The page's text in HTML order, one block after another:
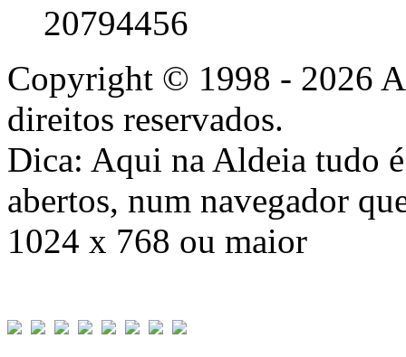
20794456
Copyright © 1998 - 2026
direitos reservados.
Dica: Aqui na Aldeia tudo
abertos, num navegador
1024 x 768 ou maior